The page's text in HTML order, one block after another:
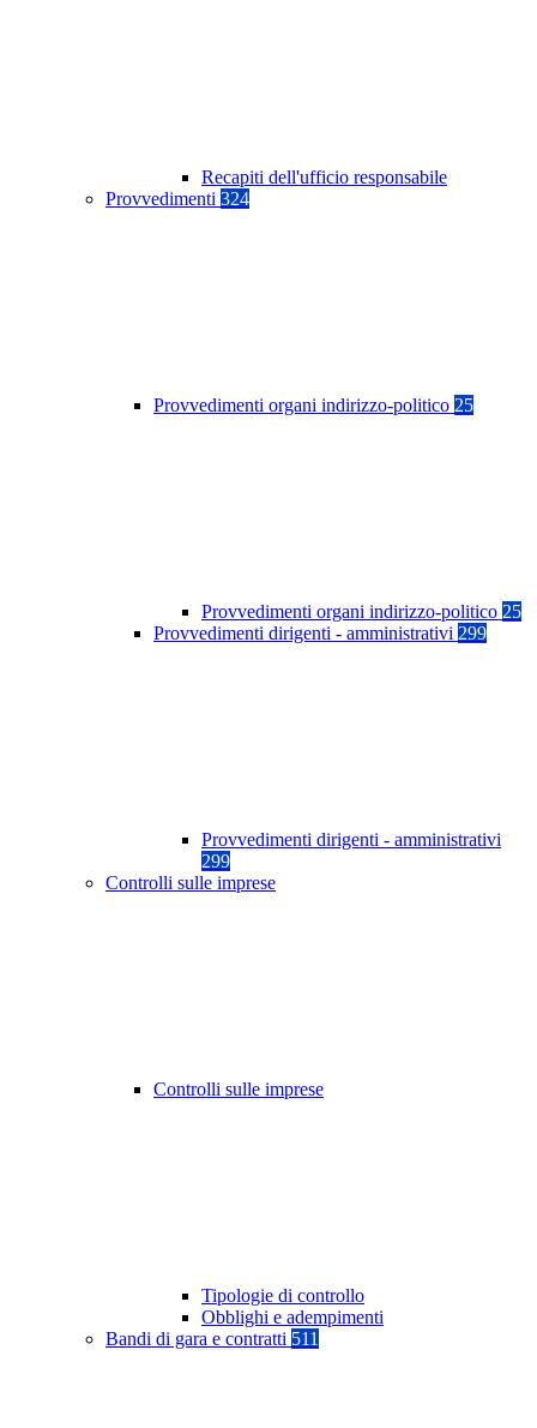
Recapiti dell'ufficio responsabile
Provvedimenti 324
Provvedimenti organi indirizzo-politico 25
Provvedimenti organi indirizzo-politico 25
Provvedimenti dirigenti - amministrativi 299
Provvedimenti dirigenti - amministrativi
299
Controlli sulle imprese
Controlli sulle imprese
Tipologie di controllo
Obblighi e adempimenti
Bandi di gara e contratti 511